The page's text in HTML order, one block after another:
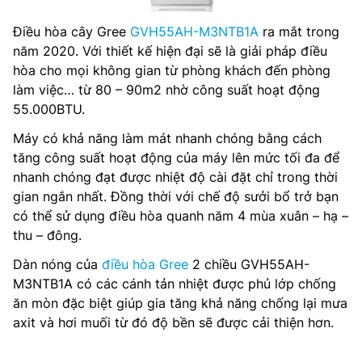
Điều hòa cây Gree GVH55AH-M3NTB1A ra mắt trong
năm 2020. Với thiết kế hiện đại sẽ là giải pháp điều
hòa cho mọi không gian từ phòng khách đến phòng
làm việc… từ 80 – 90m2 nhờ công suất hoạt động
55.000BTU.
Máy có khả năng làm mát nhanh chóng bằng cách
tăng công suất hoạt động của máy lên mức tối đa để
nhanh chóng đạt được nhiệt độ cài đặt chỉ trong thời
gian ngắn nhất. Đồng thời với chế độ sưởi bổ trở bạn
có thể sử dụng điều hòa quanh năm 4 mùa xuân – hạ –
thu – đông.
Dàn nóng của điều hòa Gree 2 chiều GVH55AH-
M3NTB1A có các cánh tản nhiệt được phủ lớp chống
ăn mòn đặc biệt giúp gia tăng khả năng chống lại mưa
axit và hơi muối từ đó độ bền sẽ được cải thiện hơn.